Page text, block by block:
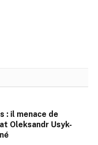
: il menace de
Oleksandr Usyk-